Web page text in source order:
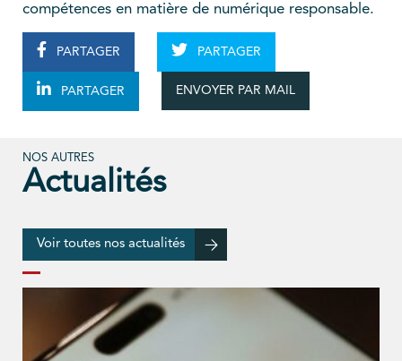
compétences en matière de numérique responsable.
PARTAGER PARTAGER
PARTAGER ENVOYER PAR MAIL
NOS AUTRES
Actualités
Voir toutes nos actualités